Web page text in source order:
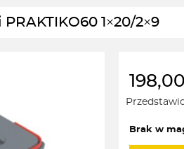
1×20/2×9
198,00
Brak w